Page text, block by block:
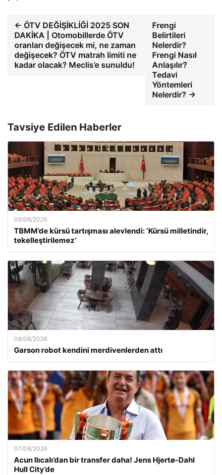
← ÖTV DEĞİŞİKLİĞİ 2025 SON
DAKİKA | Otomobillerde ÖTV
oranları değişecek mi, ne zaman
değişecek? ÖTV matrah limiti ne
kadar olacak? Meclis’e sunuldu!
Frengi
Belirtileri
Nelerdir?
Frengi Nasıl
Anlaşılır?
Tedavi
Yöntemleri
Nelerdir? →
Tavsiye Edilen Haberler
09/08/2026
TBMM’de kürsü tartışması alevlendi: ‘Kürsü milletindir,
tekelleştirilemez’
08/08/2026
Garson robot kendini merdivenlerden attı
07/08/2026
Acun Ilıcalı’dan bir transfer daha! Jens Hjertø-Dahl
Hull City’de